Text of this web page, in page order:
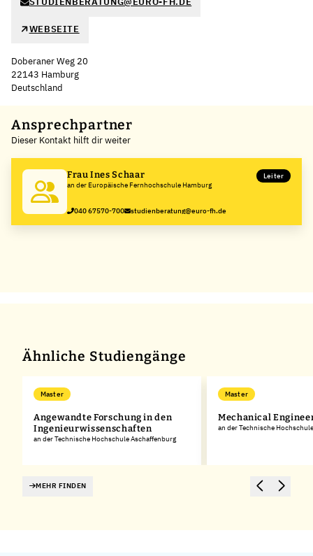
WEBSEITE
Doberaner Weg 20
22143 Hamburg
Deutschland
+
−
Ansprechpartner
Dieser Kontakt hilft dir weiter
Frau Ines Schaar
an der Europäische Fernhochschule Hamburg
Leiter
040 67570-700 studienberatung@euro-fh.de
Ähnliche Studiengänge
Master
Angewandte Forschung in den
Ingenieurwissenschaften
an der Technische Hochschule Aschaffenburg
Master
Mechanical
an der Technische
MEHR FINDEN